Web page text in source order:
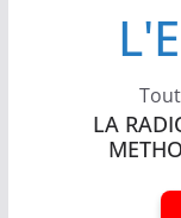
LA